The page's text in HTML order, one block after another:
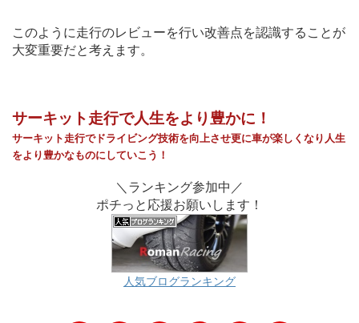
このように走行のレビューを行い改善点を認識することが
大変重要だと考えます。
サーキット走行で人生をより豊かに！
サーキット走行でドライビング技術を向上させ更に車が楽しく なり 人生
をより豊かなものにしていこう！
＼ランキング参加中／
ポチっと応援お願いします！
人気ブログランキング